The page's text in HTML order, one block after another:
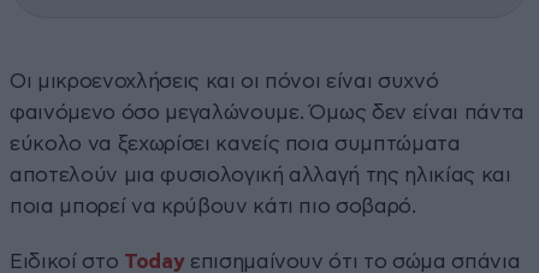
Οι μικροενοχλήσεις και οι πόνοι είναι συχνό
φαινόμενο όσο μεγαλώνουμε. Όμως δεν είναι πάντα
εύκολο να ξεχωρίσει κανείς ποια συμπτώματα
αποτελούν μια φυσιολογική αλλαγή της ηλικίας και
ποια μπορεί να κρύβουν κάτι πιο σοβαρό.
Ειδικοί στο Todayεπισημαίνουν ότι το σώμα σπάνια